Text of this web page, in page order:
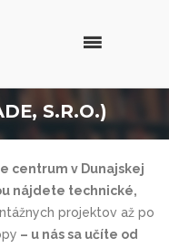
S.R.O.)
centrum v Dunajskej
nájdete technické,
projektov až po
– u nás sa učíte od